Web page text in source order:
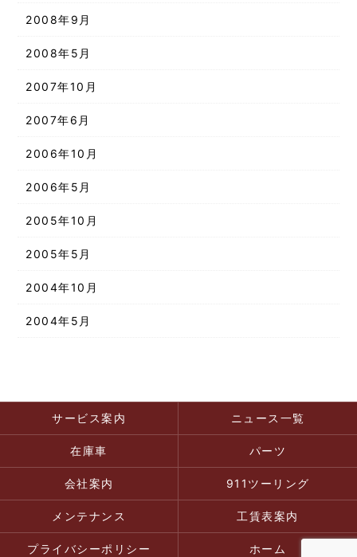
2008年9月
2008年5月
2007年10月
2007年6月
2006年10月
2006年5月
2005年10月
2005年5月
2004年10月
2004年5月
サービス案内 ニュース一覧
在庫車 パーツ
会社案内 911ツーリング
メンテナンス 工賃表案内
プライバシーポリシー ホーム